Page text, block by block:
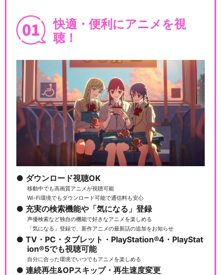
快適・便利にアニメを視
聴！
ダウンロード視聴OK
移動中でも高画質アニメが視聴可能
Wi-Fi環境でもダウンロード可能で通信料も安心
充実の検索機能や「気になる」登録
声優検索など独自の機能で好きなアニメを楽しめる
「気になる」登録で、新作アニメの最新話の追加をお知らせ
TV・PC・タブレット・PlayStation®4・PlayStat
ion®5でも視聴可能
自分に合った環境でいつでもアニメを楽しめる
連続再生&OPスキップ・再生速度変更